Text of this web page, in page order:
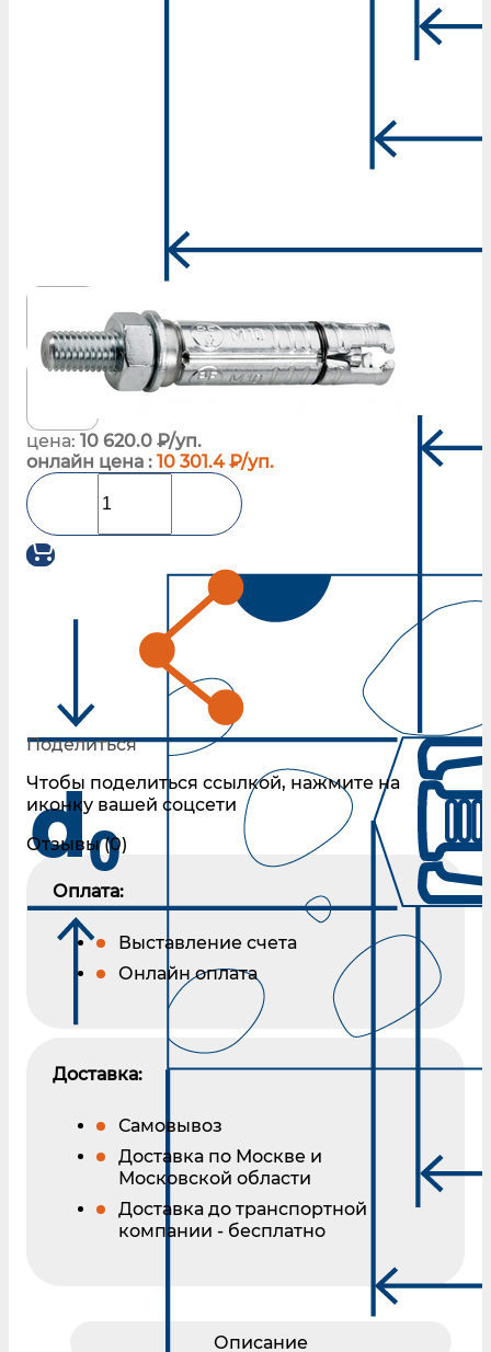
цена: 10 620.0 ₽/уп.
онлайн цена : 10 301.4 ₽/уп.
Поделиться
Чтобы поделиться ссылкой, нажмите на
иконку вашей соцсети
Отзывы (0)
Оплата:
Выставление счета
Онлайн оплата
Доставка:
Самовывоз
Доставка по Москве и
Московской области
Доставка до транспортной
компании - бесплатно
Описание